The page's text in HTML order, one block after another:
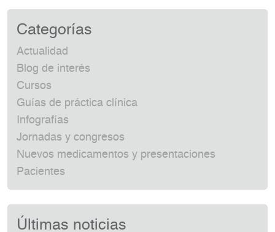
Categorías
Actualidad
Blog de interés
Cursos
Guías de práctica clínica
Infografías
Jornadas y congresos
Nuevos medicamentos y presentaciones
Pacientes
Últimas noticias